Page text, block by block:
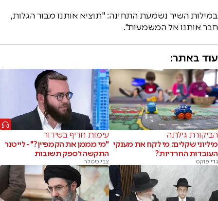
במילות השיר נשמעת התחינה: "תוציא אותנו מבור הגלות,
חבר אותנו אל המשמעות".
עוד באתר:
הביקורת גילתה
מיליוני שקלים: מי לקח את מענקי
העובדות החרדיות?
גדי פוקס
עימות חריף בשידור
"מי מממן את הקמפיין?" - לייטנר
התקשה לספק תשובות
צבי טסלר